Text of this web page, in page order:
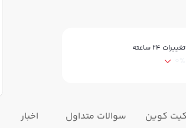
تغییرات ۲۴ ساعته
سوالات متداول اخبار